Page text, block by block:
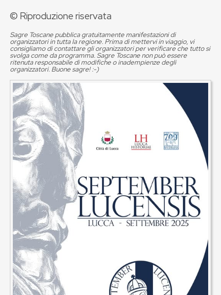
© Riproduzione riservata
Sagre Toscane pubblica gratuitamente manifestazioni di
organizzatori in tutta la regione. Prima di mettervi in viaggio, vi
consigliamo di contattare gli organizzatori per verificare che tutto si
svolga come da programma. Sagre Toscane non può essere
ritenuta responsabile di modifiche o inadempienze degli
organizzatori. Buone sagre! :-)